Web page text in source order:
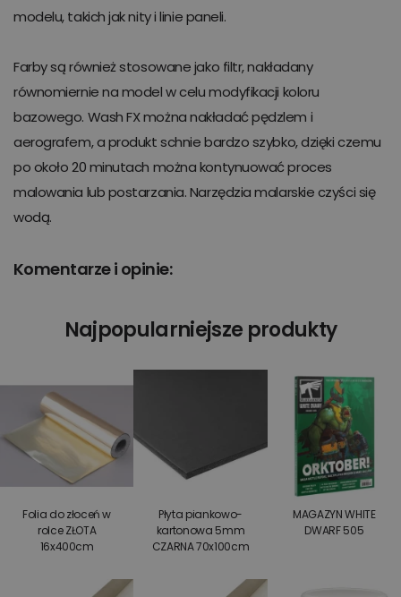
modelu, takich jak nity i linie paneli.
Farby są również stosowane jako filtr, nakładany
równomiernie na model w celu modyfikacji koloru
bazowego. Wash FX można nakładać pędzlem i
aerografem, a produkt schnie bardzo szybko, dzięki czemu
po około 20 minutach można kontynuować proces
malowania lub postarzania. Narzędzia malarskie czyści się
wodą.
Komentarze i opinie:
Najpopularniejsze produkty
Folia do złoceń w
rolce ZŁOTA
16x400cm
Płyta piankowo-
kartonowa 5mm
CZARNA 70x100cm
MAGAZYN WHITE
DWARF 505